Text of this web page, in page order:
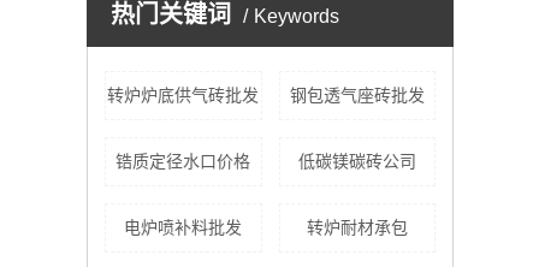
热门关键词 Keywords
转炉炉底供气砖批发 钢包透气座砖批发
锆质定径水口价格 低碳镁碳砖公司
电炉喷补料批发 转炉耐材承包